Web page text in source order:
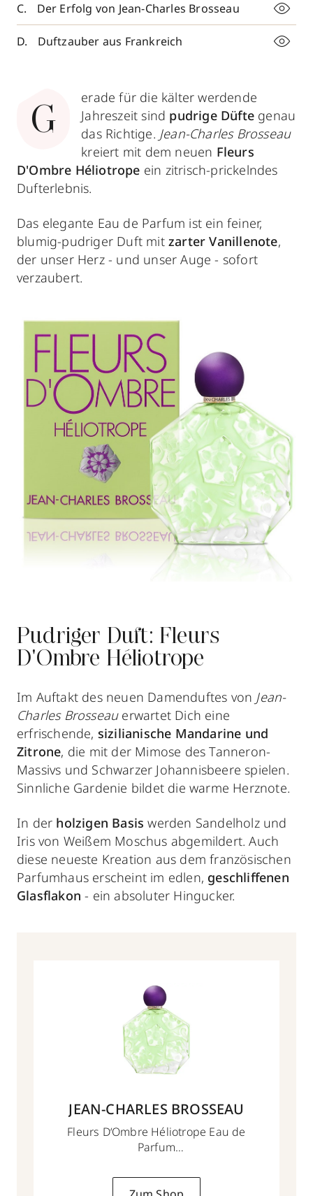
Der Erfolg von Jean-Charles Brosseau
Duftzauber aus Frankreich
G
erade für die kälter werdende
Jahreszeit sind pudrige Düfte genau
das Richtige. Jean-Charles Brosseau
kreiert mit dem neuen Fleurs
D'Ombre Héliotrope ein zitrisch-prickelndes
Dufterlebnis.
Das elegante Eau de Parfum ist ein feiner,
blumig-pudriger Duft mit zarter Vanillenote,
der unser Herz - und unser Auge - sofort
verzaubert.
Pudriger Duft: Fleurs
D'Ombre Héliotrope
Im Auftakt des neuen Damenduftes von Jean-
Charles Brosseauerwartet Dich eine
erfrischende, sizilianische Mandarine und
Zitrone, die mit der Mimose des Tanneron-
Massivs und Schwarzer Johannisbeere spielen.
Sinnliche Gardenie bildet die warme Herznote.
In der holzigen Basis werden Sandelholz und
Iris von Weißem Moschus abgemildert. Auch
diese neueste Kreation aus dem französischen
Parfumhaus erscheint im edlen, geschliffenen
Glasflakon - ein absoluter Hingucker.
JEAN-CHARLES BROSSEAU
Fleurs D‘Ombre Héliotrope Eau de
Parfum